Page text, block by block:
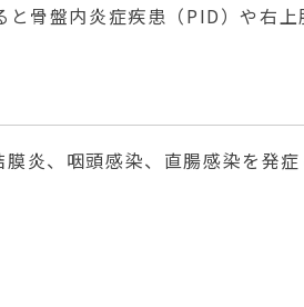
骨盤内炎症疾患（PID）や右上
炎、咽頭感染、直腸感染を発症